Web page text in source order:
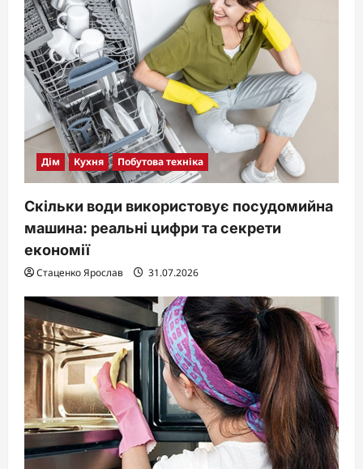
Дім Кухня Побутова техніка
Скільки води використовує посудомийна
машина: реальні цифри та секрети
економії
Стаценко Ярослав 31.07.2026